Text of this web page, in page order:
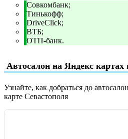
Совкомбанк;
Тинькофф;
DriveClick;
ВТБ;
ОТП-банк.
Автосалон на Яндекс
Узнайте, как добраться до
карте Севастополя